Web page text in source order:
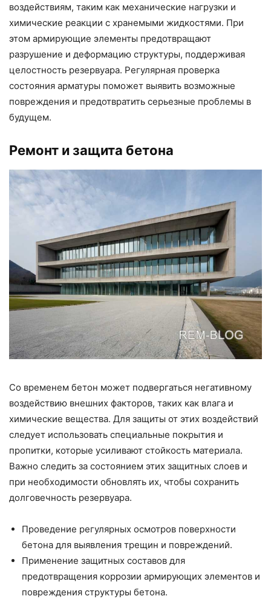
воздействиям, таким как механические нагрузки и
химические реакции с хранемыми жидкостями. При
этом армирующие элементы предотвращают
разрушение и деформацию структуры, поддерживая
целостность резервуара. Регулярная проверка
состояния арматуры поможет выявить возможные
повреждения и предотвратить серьезные проблемы в
будущем.
Ремонт и защита бетона
Со временем бетон может подвергаться негативному
воздействию внешних факторов, таких как влага и
химические вещества. Для защиты от этих воздействий
следует использовать специальные покрытия и
пропитки, которые усиливают стойкость материала.
Важно следить за состоянием этих защитных слоев и
при необходимости обновлять их, чтобы сохранить
долговечность резервуара.
Проведение регулярных осмотров поверхности
бетона для выявления трещин и повреждений.
Применение защитных составов для
предотвращения коррозии армирующих элементов и
повреждения структуры бетона.